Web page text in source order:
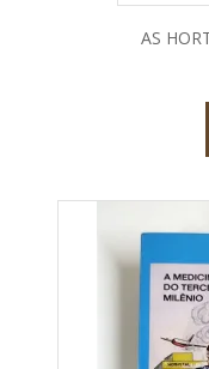
AS